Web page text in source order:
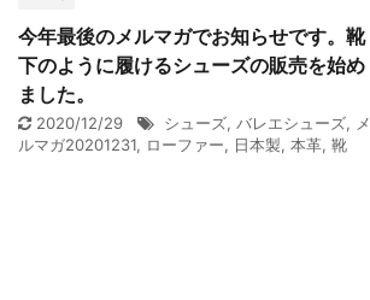
今年最後のメルマガでお知らせです。靴
下のように履けるシューズの販売を始め
ました。
2020/12/29 シューズ, バレエシューズ, メ
ルマガ20201231, ローファー, 日本製, 本革, 靴